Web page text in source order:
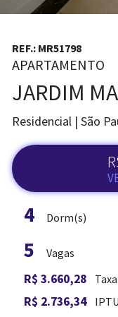
REF.: MR51798
APARTAMENTO
JARDIM
Residencial | São
4 Dorm(s)
5 Vagas
R$ 3.660,28
R$ 2.736,34 IPTU